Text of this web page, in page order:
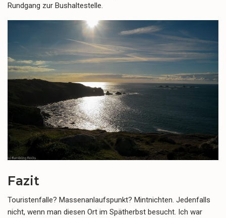
Rundgang zur Bushaltestelle.
Fazit
Touristenfalle? Massenanlaufspunkt? Mintnichten. Jedenfalls
nicht, wenn man diesen Ort im Spätherbst besucht. Ich war